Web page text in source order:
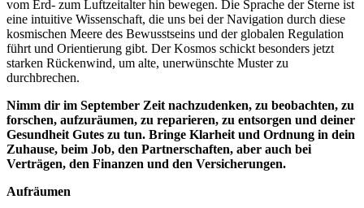
vom Erd- zum Luftzeitalter hin bewegen. Die Sprache der Sterne ist
eine intuitive Wissenschaft, die uns bei der Navigation durch diese
kosmischen Meere des Bewusstseins und der globalen Regulation
führt und Orientierung gibt. Der Kosmos schickt besonders jetzt
starken Rückenwind, um alte, unerwünschte Muster zu
durchbrechen.
Nimm dir im September Zeit nachzudenken, zu beobachten, zu
forschen, aufzuräumen, zu reparieren, zu entsorgen und deiner
Gesundheit Gutes zu tun. Bringe Klarheit und Ordnung in dein
Zuhause, beim Job, den Partnerschaften, aber auch bei
Verträgen, den Finanzen und den Versicherungen.
Aufräumen